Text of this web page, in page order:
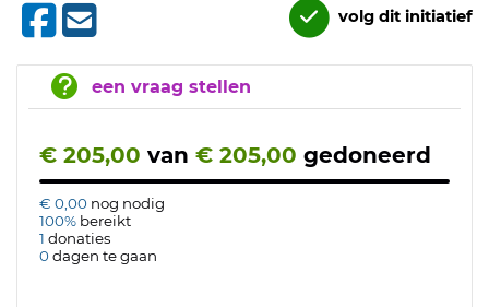
volg dit initiatief
een vraag stellen
€ 205,00 van € 205,00 gedoneerd
€ 0,00 nog nodig
100% bereikt
1 donaties
0dagen te gaan